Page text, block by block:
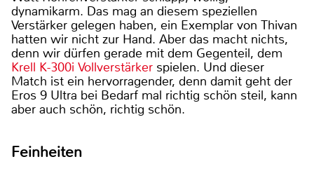
dynamikarm. Das mag an diesem speziellen
Verstärker gelegen haben, ein Exemplar von Thivan
hatten wir nicht zur Hand. Aber das macht nichts,
denn wir dürfen gerade mit dem Gegenteil, dem
Krell K-300i Vollverstärker spielen. Und dieser
Match ist ein hervorragender, denn damit geht der
Eros 9 Ultra bei Bedarf mal richtig schön steil, kann
aber auch schön, richtig schön.
Feinheiten